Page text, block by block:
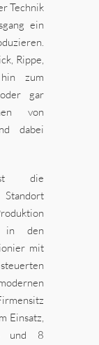
Technik
ein
Rippe,
zum
gar
von
dabei
ist die
in den
mit
Einsatz,
und 8